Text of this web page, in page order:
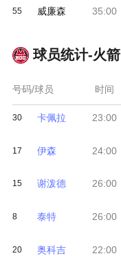
55 威廉森 35:00
球员统计-火箭
号码/球员
30 卡佩拉
17 伊森
15 谢泼德
8 泰特
20 奥科吉
时间
23:00
24:00
26:00
26:00
22:00